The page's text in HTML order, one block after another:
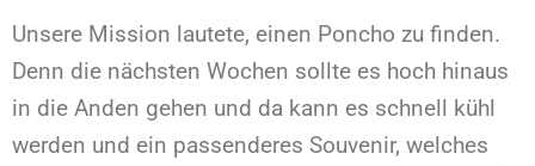
Unsere Mission lautete, einen Poncho zu finden.
Denn die nächsten Wochen sollte es hoch hinaus
in die Anden gehen und da kann es schnell kühl
werden und ein passenderes Souvenir, welches